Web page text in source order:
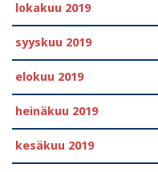
lokakuu 2019
syyskuu 2019
elokuu 2019
heinäkuu 2019
kesäkuu 2019